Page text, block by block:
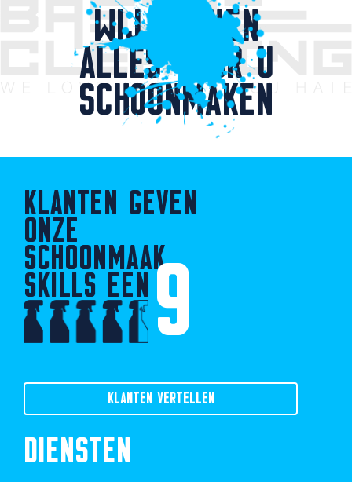
WIJ KUNNEN
ALLES VOOR U
SCHOONMAKEN
KLANTEN GEVEN
ONZE
SCHOONMAAK
SKILLS EEN 9
KLANTEN VERTELLEN
DIENSTEN